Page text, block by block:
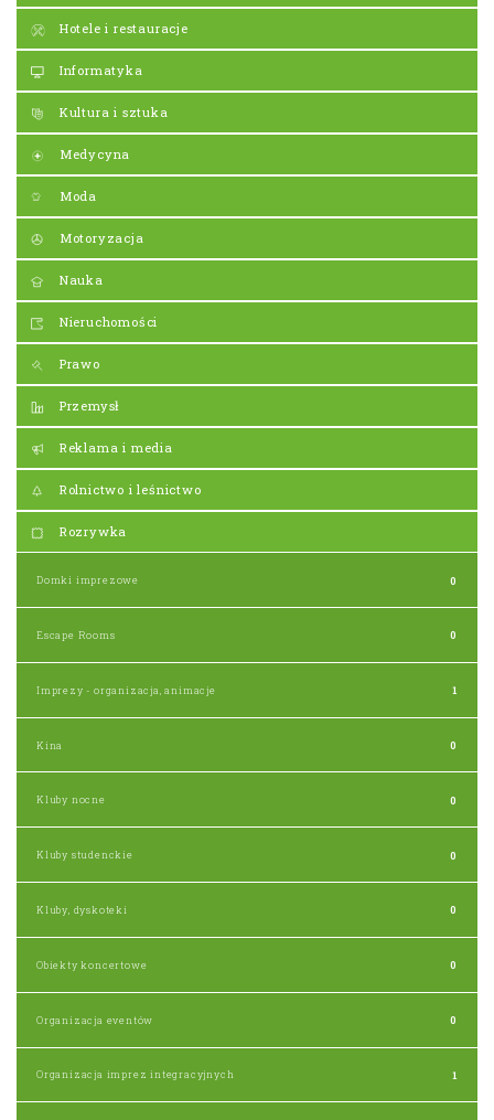
Hotele i restauracje
Informatyka
Kultura i sztuka
Medycyna
Moda
Motoryzacja
Nauka
Nieruchomości
Prawo
Przemysł
Reklama i media
Rolnictwo i leśnictwo
Rozrywka
Domki imprezowe 0
Escape Rooms 0
Imprezy - organizacja, animacje 1
Kina 0
Kluby nocne 0
Kluby studenckie 0
Kluby, dyskoteki 0
Obiekty koncertowe 0
Organizacja eventów 0
Organizacja imprez integracyjnych 1